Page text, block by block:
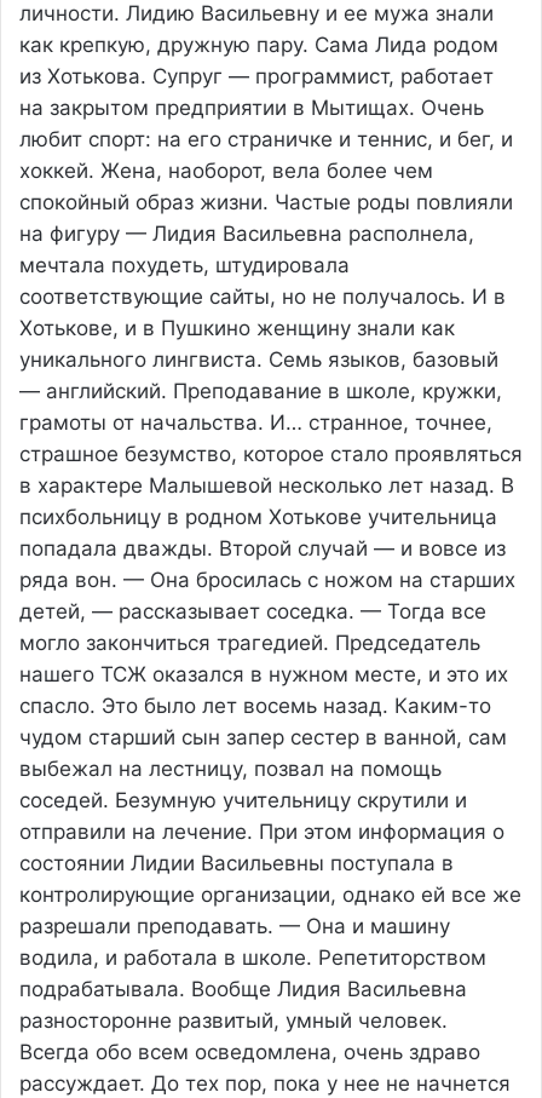
личности. Лидию Васильевну и ее мужа знали
как крепкую, дружную пару. Сама Лида родом
из Хотькова. Супруг — программист, работает
на закрытом предприятии в Мытищах. Очень
любит спорт: на его страничке и теннис, и бег, и
хоккей. Жена, наоборот, вела более чем
спокойный образ жизни. Частые роды повлияли
на фигуру — Лидия Васильевна располнела,
мечтала похудеть, штудировала
соответствующие сайты, но не получалось. И в
Хотькове, и в Пушкино женщину знали как
уникального лингвиста. Семь языков, базовый
— английский. Преподавание в школе, кружки,
грамоты от начальства. И… странное, точнее,
страшное безумство, которое стало проявляться
в характере Малышевой несколько лет назад. В
психбольницу в родном Хотькове учительница
попадала дважды. Второй случай — и вовсе из
ряда вон. — Она бросилась с ножом на старших
детей, — рассказывает соседка. — Тогда все
могло закончиться трагедией. Председатель
нашего ТСЖ оказался в нужном месте, и это их
спасло. Это было лет восемь назад. Каким-то
чудом старший сын запер сестер в ванной, сам
выбежал на лестницу, позвал на помощь
соседей. Безумную учительницу скрутили и
отправили на лечение. При этом информация о
состоянии Лидии Васильевны поступала в
контролирующие организации, однако ей все же
разрешали преподавать. — Она и машину
водила, и работала в школе. Репетиторством
подрабатывала. Вообще Лидия Васильевна
разносторонне развитый, умный человек.
Всегда обо всем осведомлена, очень здраво
рассуждает. До тех пор, пока у нее не начнется